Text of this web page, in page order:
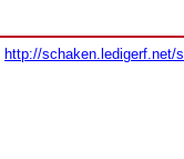
http://schaken.ledigerf.net/